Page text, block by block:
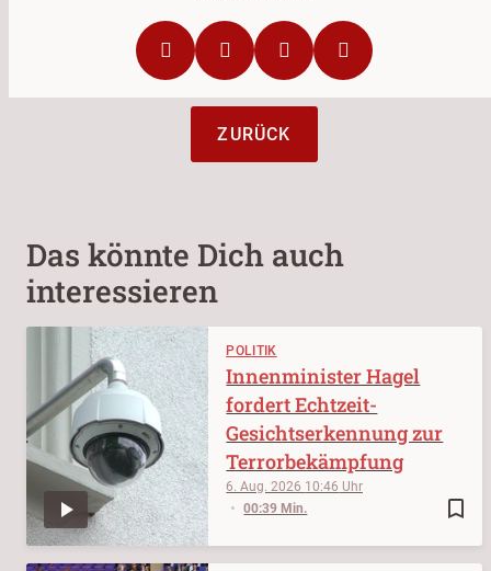
ZURÜCK
Das könnte Dich auch
interessieren
POLITIK
bookmark_border
6. Aug. 2026 10:46
00:39 Min.
Innenminister Hagel
fordert Echtzeit-
Gesichtserkennung zur
Terrorbekämpfung